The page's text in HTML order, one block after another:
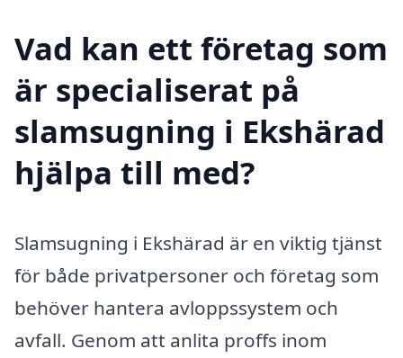
Vad kan ett företag som
är specialiserat på
slamsugning i Ekshärad
hjälpa till med?
Slamsugning i Ekshärad är en viktig tjänst
för både privatpersoner och företag som
behöver hantera avloppssystem och
avfall. Genom att anlita proffs inom